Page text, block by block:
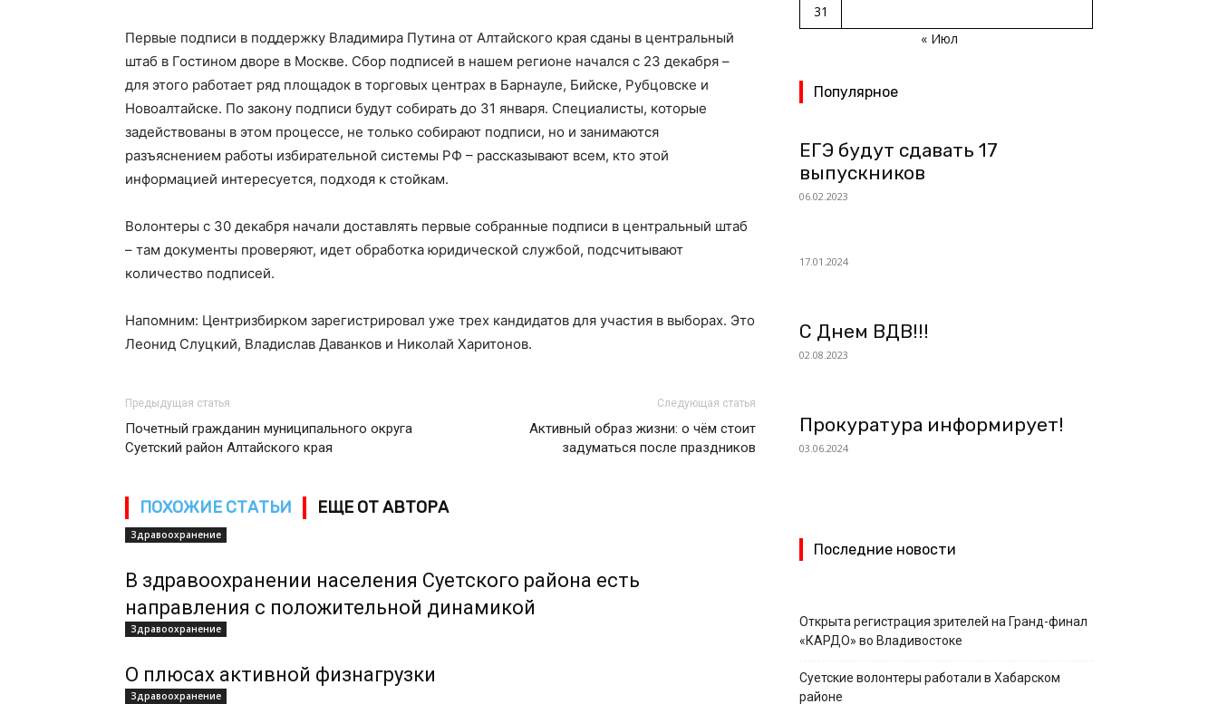
Первые подписи в поддержку Владимира Путина от Алтайского края сданы в центральный
штаб в Гостином дворе в Москве. Сбор подписей в нашем регионе начался с 23 декабря –
для этого работает ряд площадок в торговых центрах в Барнауле, Бийске, Рубцовске и
Новоалтайске. По закону подписи будут собирать до 31 января. Специалисты, которые
задействованы в этом процессе, не только собирают подписи, но и занимаются
разъяснением работы избирательной системы РФ – рассказывают всем, кто этой
информацией интересуется, подходя к стойкам.
Волонтеры с 30 декабря начали доставлять первые собранные подписи в центральный штаб
– там документы проверяют, идет обработка юридической службой, подсчитывают
количество подписей.
Напомним: Центризбирком зарегистрировал уже трех кандидатов для участия в выборах. Это
Леонид Слуцкий, Владислав Даванков и Николай Харитонов.
Предыдущая статья
Почетный гражданин муниципального округа
Суетский район Алтайского края
Следующая статья
Активный образ жизни: о чём стоит
задуматься после праздников
ПОХОЖИЕ СТАТЬИ ЕЩЕ ОТ АВТОРА
Здравоохранение
В здравоохранении населения Суетского района есть
направления с положительной динамикой
Здравоохранение
О плюсах активной физнагрузки
Здравоохранение
31
« Июл
Популярное
ЕГЭ будут сдавать 17
выпускников
06.02.2023
17.01.2024
С Днем ВДВ!!!
02.08.2023
Прокуратура информирует!
03.06.2024
Последние новости
Открыта регистрация зрителей на Гранд-финал
«КАРДО» во Владивостоке
Суетские волонтеры работали в Хабарском
районе